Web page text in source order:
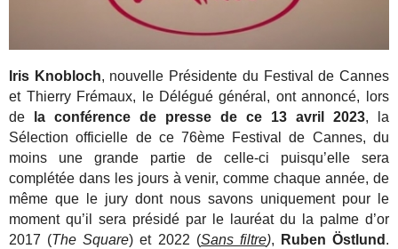
Iris Knobloch, nouvelle Présidente du Festival de Cannes
et Thierry Frémaux, le Délégué général, ont annoncé, lors
de la conférence de presse de ce 13 avril 2023, la
Sélection officielle de ce 76ème Festival de Cannes, du
moins une grande partie de celle-ci puisqu’elle sera
complétée dans les jours à venir, comme chaque année, de
même que le jury dont nous savons uniquement pour le
moment qu’il sera présidé par le lauréat du la palme d’or
2017 (The Square) et 2022 (Sans filtre), Ruben Östlund .